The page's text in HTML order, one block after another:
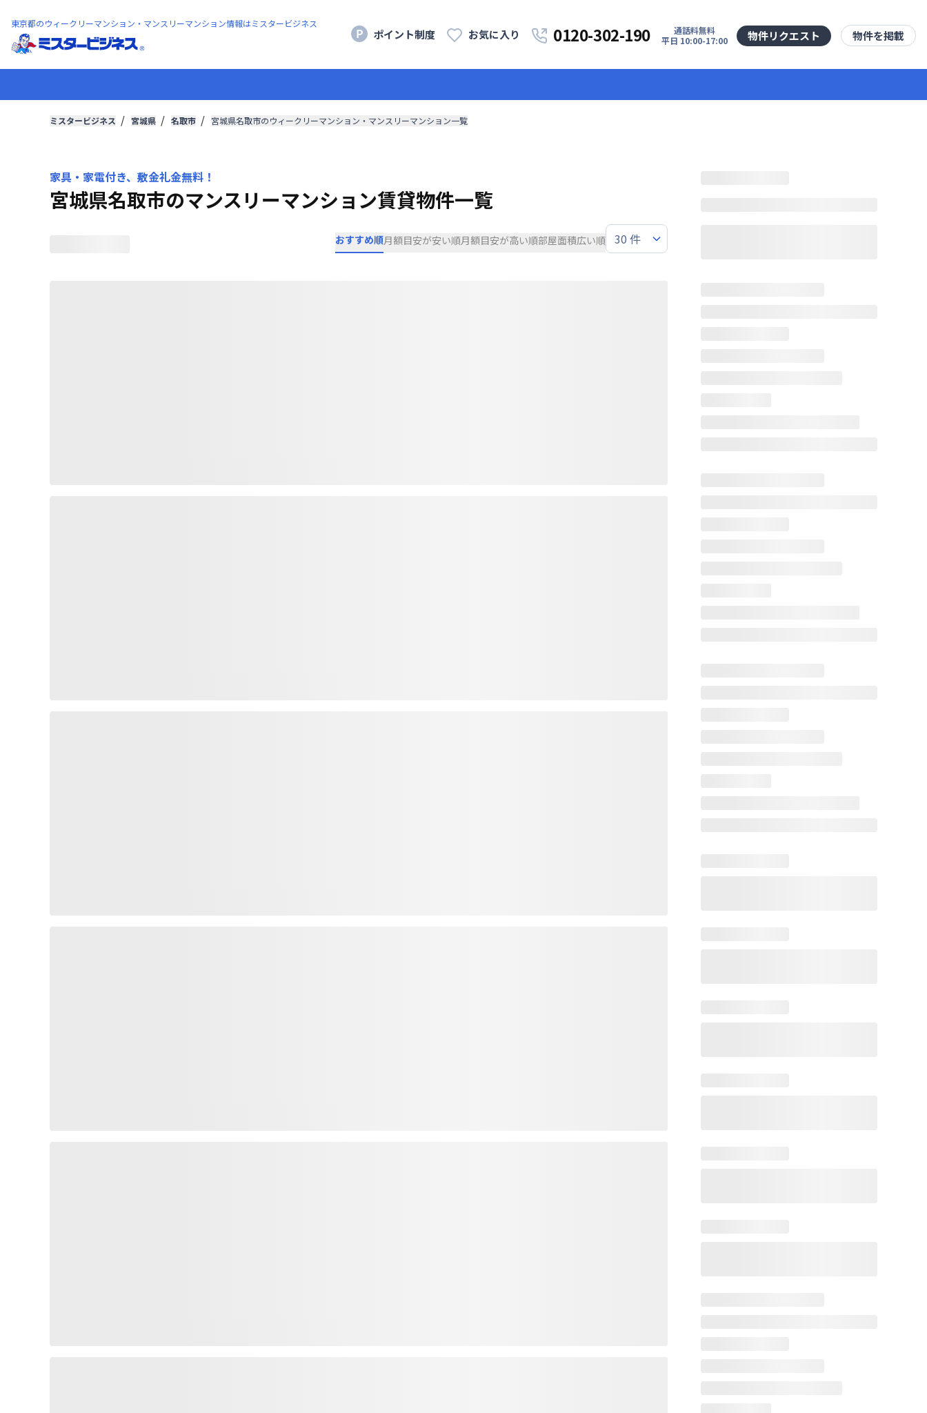
東京都のウィークリーマンション・マンスリーマンション情報はミスタービジネス
ポイント制度 お気に入り 0120-302-190
通話料無料
平日 10:00-17:00
物件リクエスト 物件を掲載
ミスタービジネス 宮城県 名取市 宮城県名取市のウィークリーマンション・マンスリーマンション一覧
家具・家電付き、敷金礼金無料！
宮城県名取市のマンスリーマンション賃貸物件一覧
おすすめ順月額目安が安い順月額目安が高い順部屋面積広い順